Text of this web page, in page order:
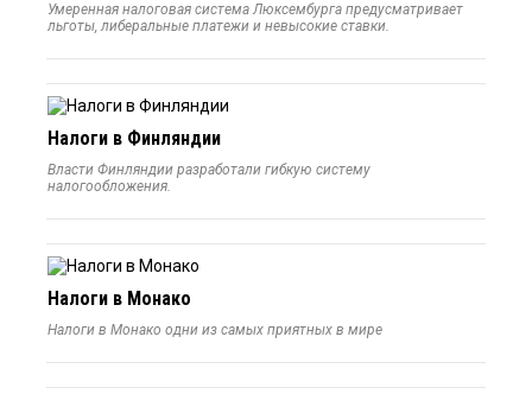
Умеренная налоговая система Люксембурга предусматривает
льготы, либеральные платежи и невысокие ставки.
Налоги в Финляндии
Власти Финляндии разработали гибкую систему
налогообложения.
Налоги в Монако
Налоги в Монако одни из самых приятных в мире